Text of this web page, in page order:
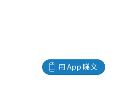
用 App 睇文